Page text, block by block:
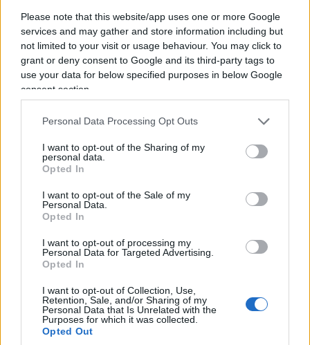
Please note that this website/app uses one or more Google
services and may gather and store information including but
not limited to your visit or usage behaviour. You may click to
grant or deny consent to Google and its third-party tags to
use your data for below specified purposes in below Google
consent section.
Personal Data Processing Opt Outs
I want to opt-out of the Sharing of my
personal data.
Opted In
I want to opt-out of the Sale of my
Personal Data.
Opted In
I want to opt-out of processing my
Personal Data for Targeted Advertising.
Opted In
I want to opt-out of Collection, Use,
Retention, Sale, and/or Sharing of my
Personal Data that Is Unrelated with the
Purposes for which it was collected.
Opted Out
Infine, risulta fondamentale attivare i canali di
segnalazione pubblica e il supporto territoriale.
Inviare una segnalazione dettagliata al portale
della Polizia Postale e contattare i gestori di
hosting consente di far oscurare rapidamente il
sito falso, impedendo che altri utenti cadano nella
medesima trappola delle case vacanza fantasma.
Contestualmente, è consigliabile rivolgersi
all’ufficio turistico o al Comune della località di